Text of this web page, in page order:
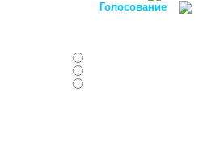
Голосование